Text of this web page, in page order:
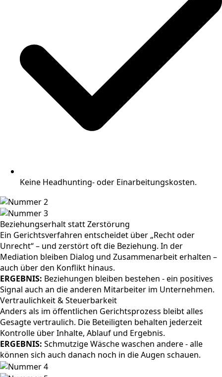
Keine Headhunting- oder Einarbeitungskosten.
Beziehungserhalt statt Zerstörung
Ein Gerichtsverfahren entscheidet über „Recht oder
Unrecht“ – und zerstört oft die Beziehung. In der
Mediation bleiben Dialog und Zusammenarbeit erhalten –
auch über den Konflikt hinaus.
ERGEBNIS: Beziehungen bleiben bestehen - ein positives
Signal auch an die anderen Mitarbeiter im Unternehmen.
Vertraulichkeit & Steuerbarkeit
Anders als im öffentlichen Gerichtsprozess bleibt alles
Gesagte vertraulich. Die Beteiligten behalten jederzeit
Kontrolle über Inhalte, Ablauf und Ergebnis.
ERGEBNIS: Schmutzige Wäsche waschen andere - alle
können sich auch danach noch in die Augen schauen.